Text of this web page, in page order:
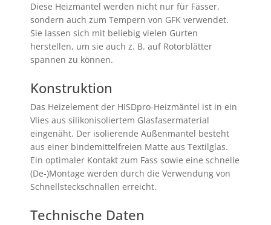
Diese Heizmäntel werden nicht nur für Fässer,
sondern auch zum Tempern von GFK verwendet.
Sie lassen sich mit beliebig vielen Gurten
herstellen, um sie auch z. B. auf Rotorblätter
spannen zu können.
Konstruktion
Das Heizelement der HISDpro-Heizmäntel ist in ein
Vlies aus silikonisoliertem Glasfasermaterial
eingenäht. Der isolierende Außenmantel besteht
aus einer bindemittelfreien Matte aus Textilglas.
Ein optimaler Kontakt zum Fass sowie eine schnelle
(De-)Montage werden durch die Verwendung von
Schnellsteckschnallen erreicht.
Technische Daten